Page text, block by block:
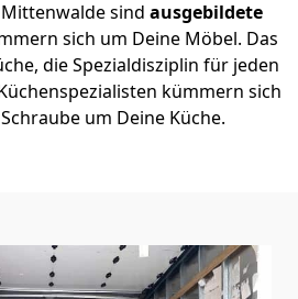
sind ausgebildete
sich um Deine Möbel. Das
die Spezialdisziplin für jeden
kümmern sich
um Deine Küche.